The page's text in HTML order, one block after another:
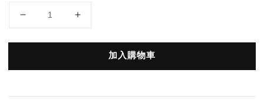
加入購物車